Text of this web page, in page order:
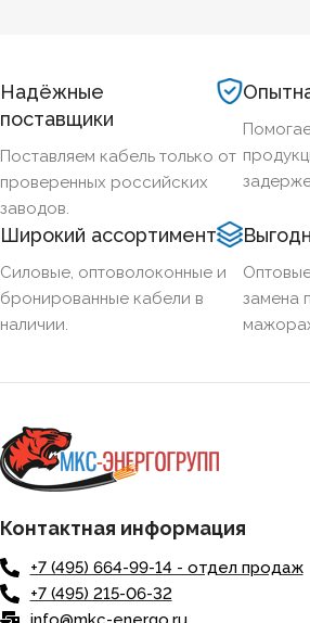
ОГНЕСТОЙКИЙ
НАЛИЧИЕ ЭКРАНА
БРОНИРОВАННЫЙ
Надёжные
поставщики
Поставляем кабель только от
проверенных российских
заводов.
Широкий ассортимент
Силовые, оптоволоконные и
бронированные кабели в
наличии.
замена
Контактная информация
+7 (495) 664-99-14 - отдел продаж
+7 (495) 215-06-32